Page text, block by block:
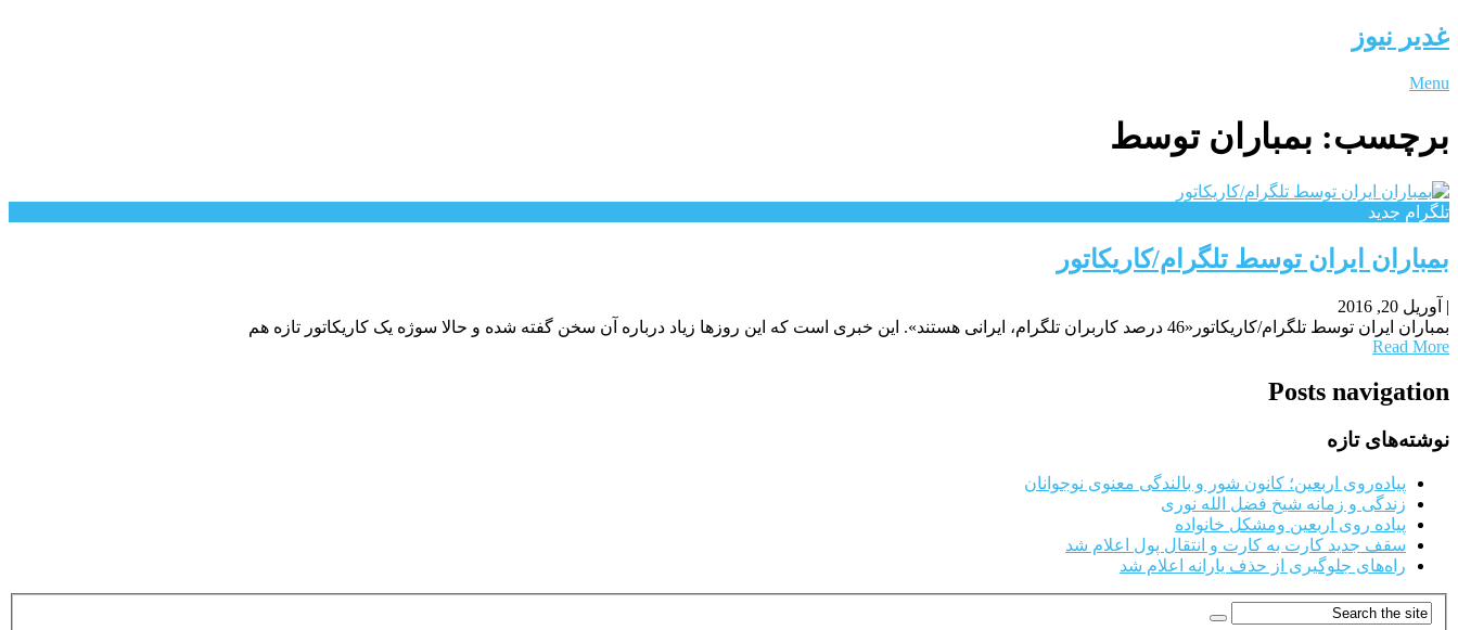
غدیر نیوز
Menu
برچسب: بمباران توسط
تلگرام جدید
بمباران ایران توسط تلگرام/کاریکاتور
| آوریل 20, 2016
بمباران ایران توسط تلگرام/کاریکاتور«46 درصد کاربران تلگرام، ایرانی هستند». این خبری است که این روزها زیاد درباره آن سخن گفته شده و حالا سوژه یک کاریکاتور تازه هم
Read More
Posts navigation
نوشته‌های تازه
پیاده‌روی اربعین؛ کانون شور و بالندگی معنوی نوجوانان
زندگی و زمانه شیخ فضل الله نوری
پیاده روی اربعین ومشکل خانواده
سقف جدید کارت به کارت و انتقال پول اعلام شد
راه‌های جلوگیری از حذف یارانه اعلام شد